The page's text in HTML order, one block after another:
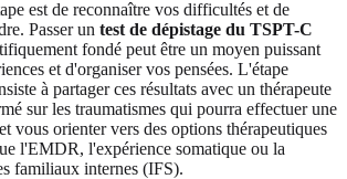
est de reconnaître vos difficultés et de
Passer un test de dépistage du TSPT-C
fondé peut être un moyen puissant
et d'organiser vos pensées. L'étape
à partager ces résultats avec un thérapeute
sur les traumatismes qui pourra effectuer une
vous orienter vers des options thérapeutiques
l'EMDR, l'expérience somatique ou la
familiaux internes (IFS).